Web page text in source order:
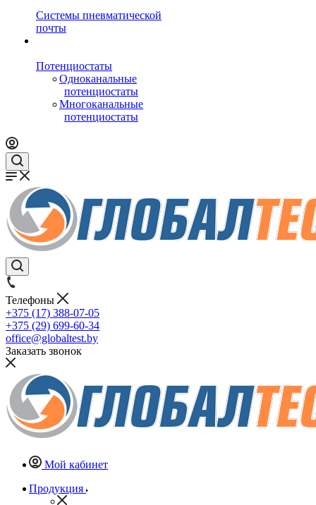
Системы пневматической
почты
Потенциостаты
Одноканальные
потенциостаты
Многоканальные
потенциостаты
Телефоны
+375 (17) 388-07-05
+375 (29) 699-60-34
office@globaltest.by
Заказать звонок
Мой кабинет
Продукция